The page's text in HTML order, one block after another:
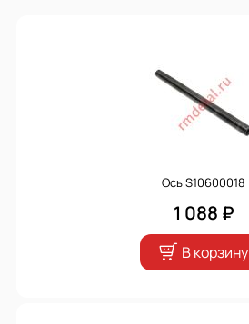
Ось S10600018
1 088 ₽
В корзину